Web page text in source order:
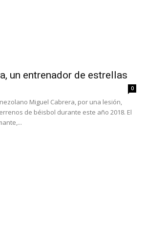
un entrenador de estrellas
0
Miguel Cabrera, por una lesión,
de béisbol durante este año 2018. El